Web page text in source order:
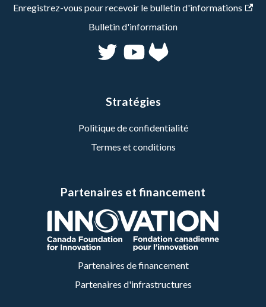
Enregistrez-vous pour recevoir le bulletin d'informations
Bulletin d'information
Stratégies
Politique de confidentialité
Termes et conditions
Partenaires et financement
Partenaires de financement
Partenaires d'infrastructures